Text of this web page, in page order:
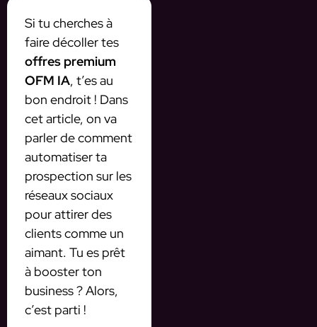
Si tu cherches à
faire décoller tes
offres premium
OFM IA, t’es au
bon endroit ! Dans
cet article, on va
parler de comment
automatiser ta
prospection sur les
réseaux sociaux
pour attirer des
clients comme un
aimant. Tu es prêt
à booster ton
business ? Alors,
c’est parti !